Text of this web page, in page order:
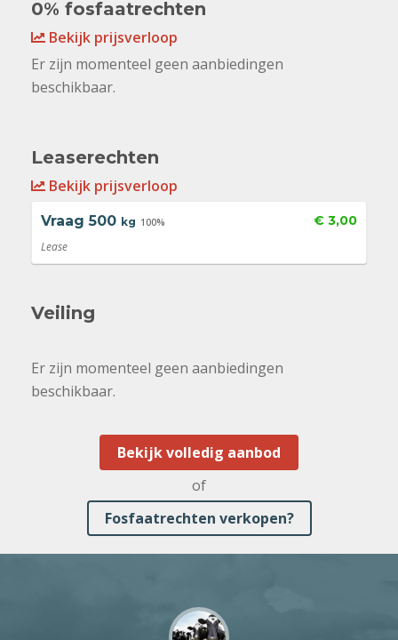
0% fosfaatrechten
Bekijk prijsverloop
Er zijn momenteel geen aanbiedingen
beschikbaar.
Leaserechten
Bekijk prijsverloop
Vraag 500 kg 100% € 3,00
Lease
Veiling
Er zijn momenteel geen aanbiedingen
beschikbaar.
Bekijk volledig aanbod
of
Fosfaatrechten verkopen?